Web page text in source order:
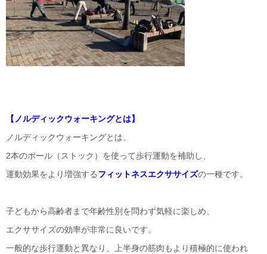
【ノルディックウォーキングとは】
ノルディックウォーキングとは、
2本のポール（ストック）を使って歩行運動を補助し、
運動効果をより増強するフィットネスエクササイズの一種です。
子どもから高齢者まで年齢性別を問わず気軽に楽しめ、
エクササイズの効率が非常に良いです。
一般的な歩行運動と異なり、上半身の筋肉もより積極的に使われ